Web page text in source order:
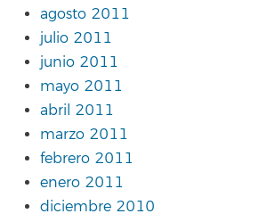
agosto 2011
julio 2011
junio 2011
mayo 2011
abril 2011
marzo 2011
febrero 2011
enero 2011
diciembre 2010